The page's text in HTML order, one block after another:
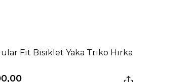
Fit Bisiklet Yaka Triko Hırka